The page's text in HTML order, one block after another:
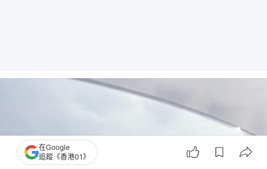
在Google
追蹤《香港01》